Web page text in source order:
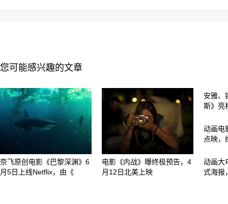
您可能感兴趣的文章
奈飞原创电影《巴黎深渊》6
月5日上线Netflix，由《
电影《内战》曝终极预告，4
月12日北美上映
安雅、
斯》亮
动画电
点映，
动画大
式海报